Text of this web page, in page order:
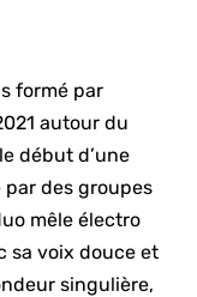
formé par
autour du
début d’une
des groupes
mêle électro
sa voix douce et
singulière,